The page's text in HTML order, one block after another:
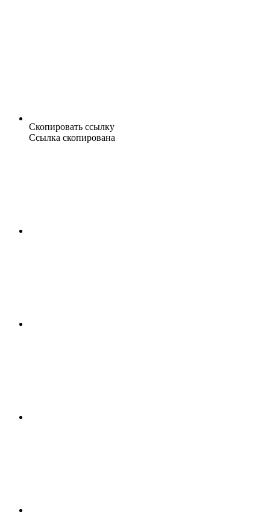
Скопировать ссылку
Ссылка скопирована